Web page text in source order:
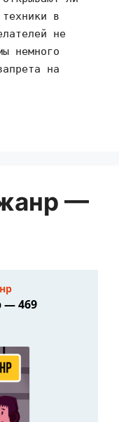
в
не
немного
на
—